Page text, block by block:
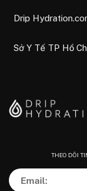
Drip
Sở Y Tế TP Hồ
THEO DÕI